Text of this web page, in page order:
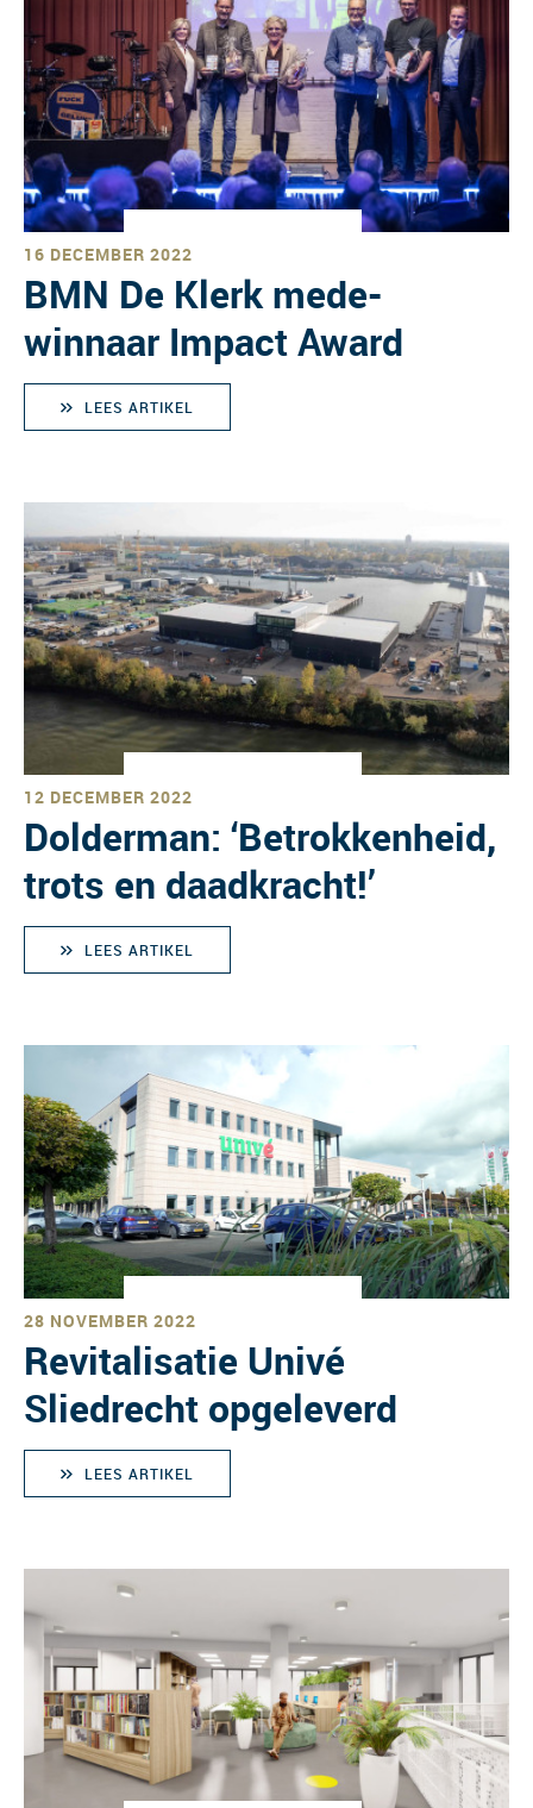
16 DECEMBER 2022
BMN De Klerk mede-
winnaar Impact Award
LEES ARTIKEL
12 DECEMBER 2022
Dolderman: ‘Betrokkenheid,
trots en daadkracht!’
LEES ARTIKEL
28 NOVEMBER 2022
Revitalisatie Univé
Sliedrecht opgeleverd
LEES ARTIKEL